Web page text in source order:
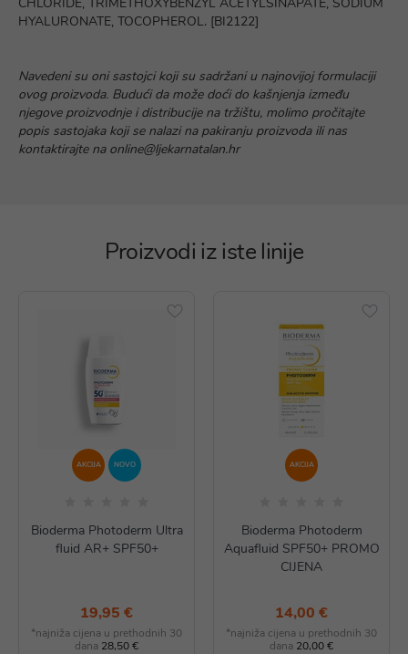
HYALURONATE, TOCOPHEROL. [BI2122]
Navedeni su oni sastojci koji su sadržani u najnovijoj formulaciji
ovog proizvoda. Budući da može doći do kašnjenja između
njegove proizvodnje i distribucije na tržištu, molimo pročitajte
popis sastojaka koji se nalazi na pakiranju proizvoda ili nas
kontaktirajte na online@ljekarnatalan.hr
Proizvodi iz iste linije
AKCIJA NOVO
Bioderma Photoderm Ultra
fluid AR+ SPF50+
19,95 €
*najniža cijena u prethodnih 30
dana 28,50 €
AKCIJA
Bioderma Photoderm
Aquafluid SPF50+ PROMO
CIJENA
14,00 €
*najniža cijena u prethodnih 30
dana 20,00 €